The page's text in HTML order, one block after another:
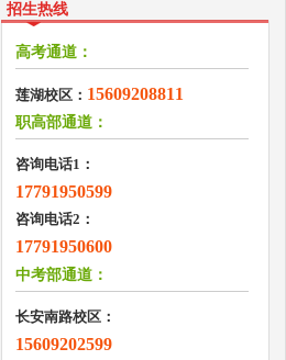
招生热线
高考通道：
莲湖校区： 15609208811
职高部通道：
咨询电话1：
17791950599
咨询电话2：
17791950600
中考部通道：
长安南路校区：
15609202599